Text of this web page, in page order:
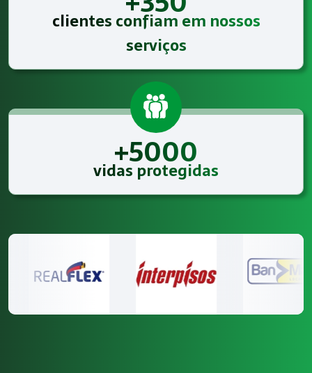
clientes confiam em nossos
serviços
+5000
vidas protegidas